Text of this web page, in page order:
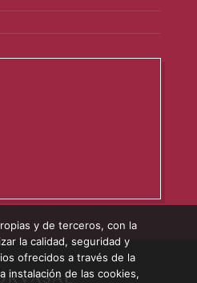
y de terceros, con la
la calidad, seguridad y
ofrecidos a través de la
instalación de las cookies,